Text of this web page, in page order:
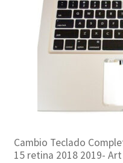
Cambio Teclado
15 retina 2018 2019-